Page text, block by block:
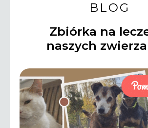
BLOG
Zbiórka na
naszych